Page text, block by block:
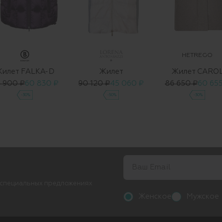
FALKA-D
900 ₽60 830 ₽
-30%
Жилет
90 120 ₽45 060 ₽
-50%
HETREGO
Жилет CAROL
86 650 ₽60
-30%